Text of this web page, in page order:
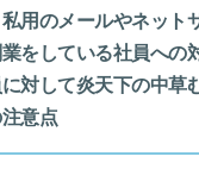
のメールやネット
をしている社員への
して炎天下の中草
意点